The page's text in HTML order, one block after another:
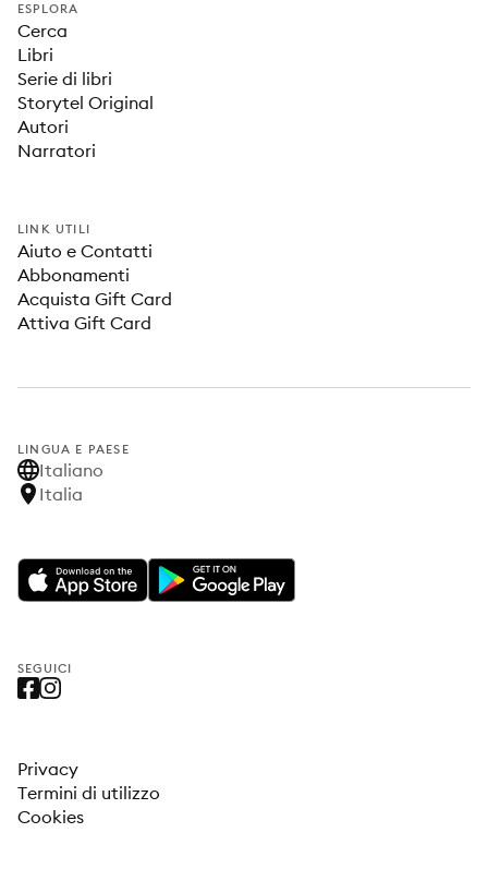
ESPLORA
Cerca
Libri
Serie di libri
Storytel Original
Autori
Narratori
LINK UTILI
Aiuto e Contatti
Abbonamenti
Acquista Gift Card
Attiva Gift Card
LINGUA E PAESE
Italiano
Italia
SEGUICI
Privacy
Termini di utilizzo
Cookies